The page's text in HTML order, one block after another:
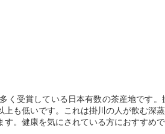
く受賞している日本有数の茶産地です
も低いです。これは掛川の人が飲む深
。健康を気にされている方におすすめ